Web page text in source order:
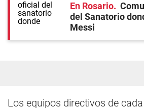
En Rosario
del Sanatorio
Messi
Los equipos directivos de